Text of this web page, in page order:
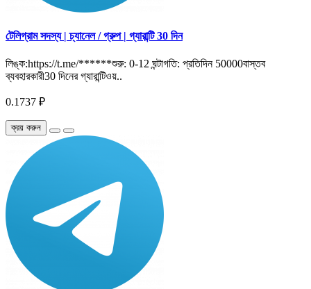
টেলিগ্রাম সদস্য | চ্যানেল / গ্রুপ | গ্যারান্টি 30 দিন
লিঙ্ক:https://t.me/******শুরু: 0-12 ঘন্টাগতি: প্রতিদিন 50000বাস্তব
ব্যবহারকারী30 দিনের গ্যারান্টিওয়..
0.1737 ₽
ক্রয় করুন